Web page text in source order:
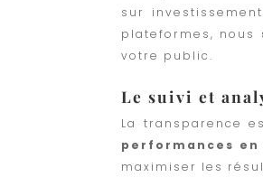
sur
plateformes, nous
votre public.
Le suivi et
La transparence
performances
maximiser les